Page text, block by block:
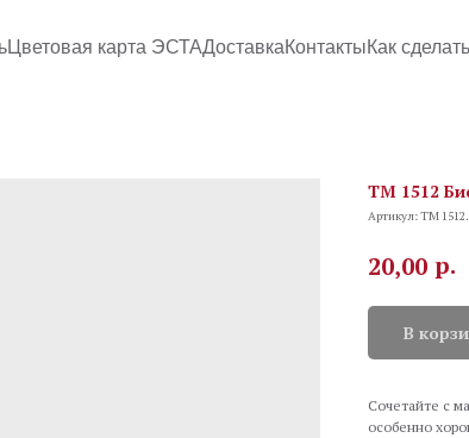
Цветовая карта ЭСТАДоставкаКонтактыКак
TM 1512
Артикул:TM
20,00 р.
В
Сочетайте с
особенно